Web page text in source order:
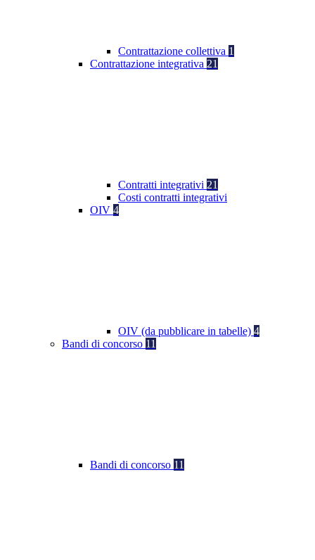
Contrattazione collettiva 1
Contrattazione integrativa 21
Contratti integrativi 21
Costi contratti integrativi
OIV 4
OIV (da pubblicare in tabelle) 4
Bandi di concorso 11
Bandi di concorso 11